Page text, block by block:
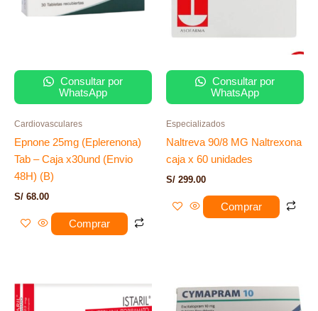
Consultar por
WhatsApp
Cardiovasculares
Epnone 25mg (Eplerenona)
Tab – Caja x30und (Envio
48H) (B)
S/ 68.00
Comprar
Consultar por
WhatsApp
Especializados
Naltreva 90/8 MG Naltrexona
caja x 60 unidades
S/ 299.00
Comprar